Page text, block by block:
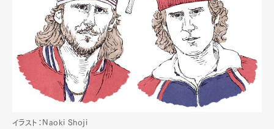
イラスト：Naoki Shoji